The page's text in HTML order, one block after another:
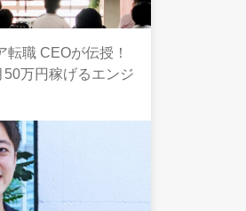
職 CEOが伝授！
万円稼げるエンジ